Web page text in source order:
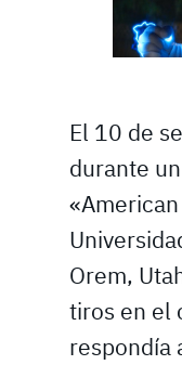
El 10 de
durante
Orem,
tiros en el
respondía